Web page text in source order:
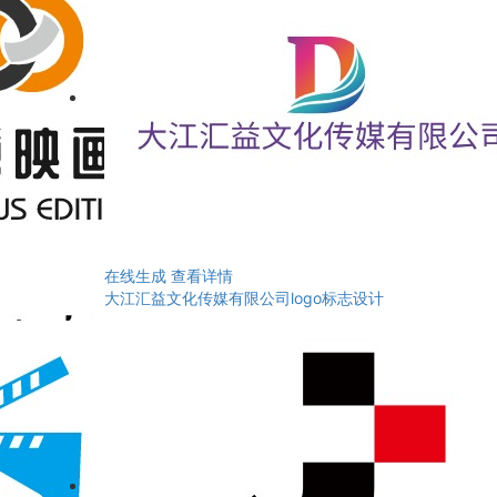
在线生成 查看详情
大江汇益文化传媒有限公司logo标志设计